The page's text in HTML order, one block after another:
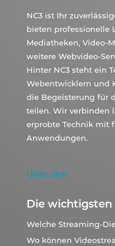
NC3 ist Ihr
bieten professionelle
Mediatheken, Video-
weitere Webvideo-
Hinter NC3 steht ein
Webentwicklern und
die Begeisterung für
teilen. Wir verbinden
erprobte Technik mit
Anwendungen.
Über uns
Die wichtigsten
Welche Streaming-
Wo können